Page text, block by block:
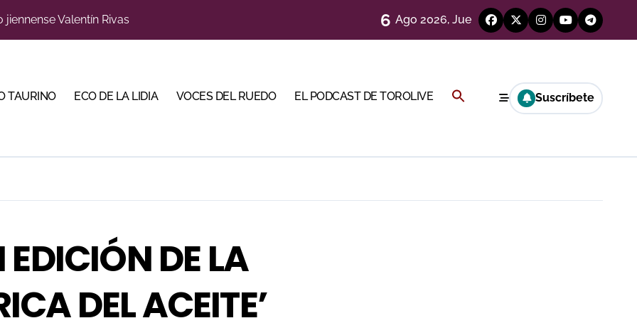
Valentín Rivas
la Semana Grande Donostiarra
Puertas Grandes de Madrid en una feria de alto nivel
al toro bravo como guardián de la biodiversidad
idilio con el público en una Albahaca de máxima expectación
una campaña para reivindicar los valores del toreo más allá del ruedo
6 Ago 2026, Jue
TAURINO ECO DE LA LIDIA VOCES DEL RUEDO EL PODCAST DE TOROLIVE Buscar: Suscríbete
EDICIÓN DE LA
DEL ACEITE’